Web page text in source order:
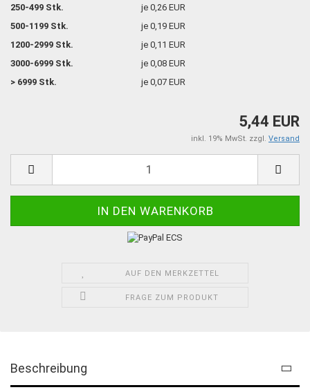
250-499 Stk.
je 0,26 EUR
500-1199 Stk.
je 0,19 EUR
1200-2999 Stk.
je 0,11 EUR
3000-6999 Stk.
je 0,08 EUR
> 6999 Stk.
je 0,07 EUR
5,44 EUR
inkl. 19% MwSt. zzgl. Versand
AUF DEN MERKZETTEL
FRAGE ZUM PRODUKT
Beschreibung